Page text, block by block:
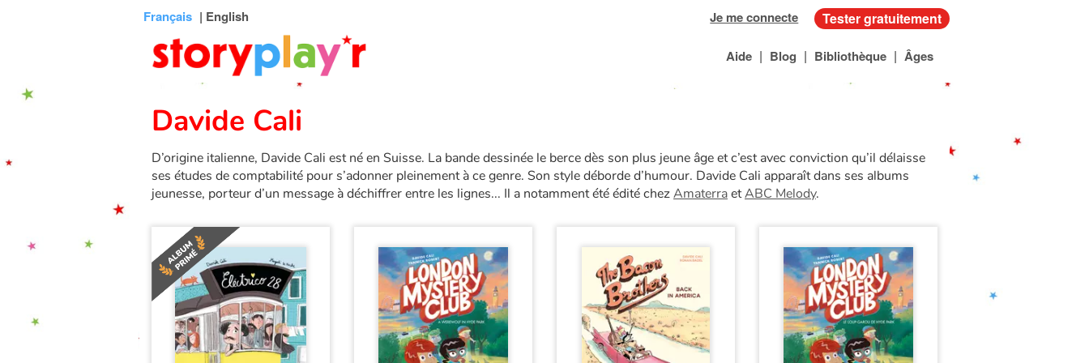
Français | English Je me connecte Tester gratuitement
Aide | Blog | Bibliothèque | Âges
Davide Cali
D’origine italienne, Davide Cali est né en Suisse. La bande dessinée le berce dès son plus jeune âge et c’est avec conviction qu’il délaisse
ses études de comptabilité pour s’adonner pleinement à ce genre. Son style déborde d’humour. Davide Cali apparaît dans ses albums
jeunesse, porteur d’un message à déchiffrer entre les lignes... Il a notamment été édité chezAmaterraetABC Melody.